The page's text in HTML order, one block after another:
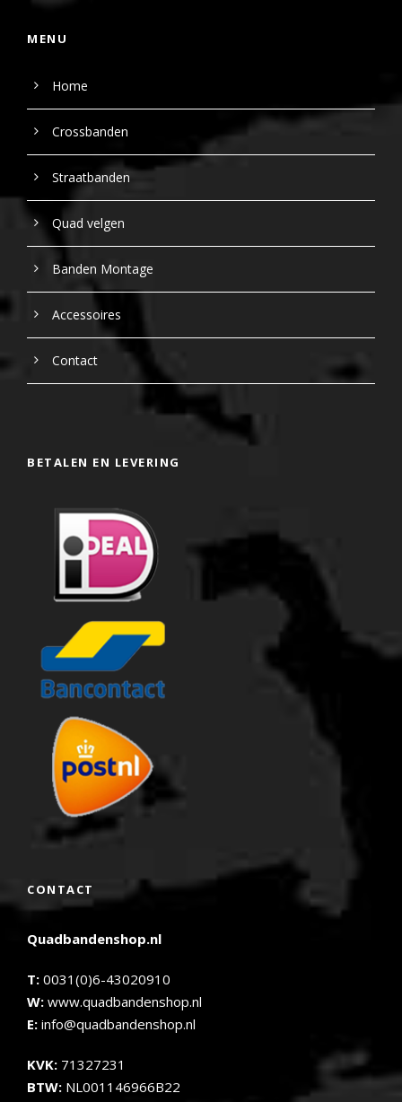
MENU
Home
Crossbanden
Straatbanden
Quad velgen
Banden Montage
Accessoires
Contact
BETALEN EN LEVERING
CONTACT
Quadbandenshop.nl
T: 0031(0)6-43020910
W: www.quadbandenshop.nl
E: info@quadbandenshop.nl
KVK: 71327231
BTW: NL001146966B22